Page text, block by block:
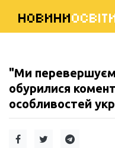
НОВИНИ
"Ми
обурилися
особливостей